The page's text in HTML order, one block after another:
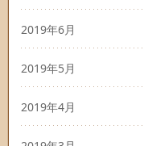
2019年6月
2019年5月
2019年4月